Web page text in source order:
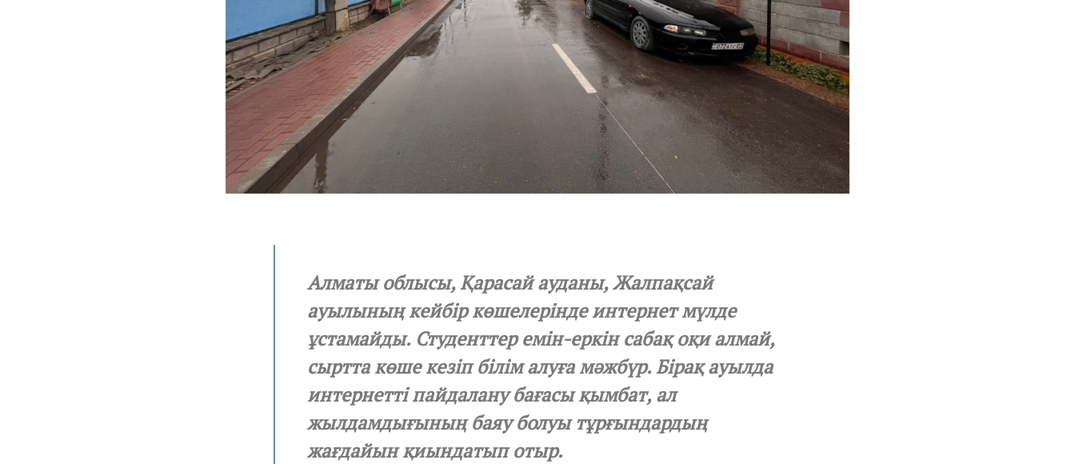
Алматы облысы, Қарасай ауданы, Жалпақсай
ауылының кейбір көшелерінде интернет мүлде
ұстамайды. Студенттер емін-еркін сабақ оқи алмай,
сыртта көше кезіп білім алуға мәжбүр. Бірақ ауылда
интернетті пайдалану бағасы қымбат, ал
жылдамдығының баяу болуы тұрғындардың
жағдайын қиындатып отыр.